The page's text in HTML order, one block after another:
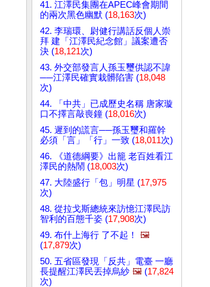
41. 江澤民集團在APEC峰會期間
的兩次黑色幽默 (18,163次)
42. 李瑞環、尉健行講話反個人崇
拜 建「江澤民紀念館」議案遭否
決 (18,121次)
43. 外交部發言人孫玉璽供認不諱
──江澤民確實栽髒陷害 (18,048
次)
44. 「中共」已成歷史名稱 唐家璇
口不擇言敲喪鐘 (18,016次)
45. 遲到的謊言──孫玉璽和羅幹
必須「言」「行」一致 (18,011次)
46. 《道德綱要》出籠 老百姓看江
澤民的熱鬧 (18,003次)
47. 大陸盛行「包」明星 (17,975
次)
48. 從拉戈斯總統來訪憶江澤民訪
智利的百態千姿 (17,908次)
49. 布什上海行 了不起！
🖼️
(17,879次)
50. 五省區發現「反共」電臺 一廳
長提醒江澤民丟掉烏紗 🖼️ (17,824
次)